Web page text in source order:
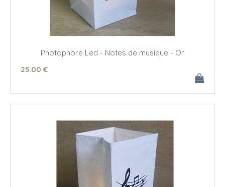
Photophore Led - Notes de musique - Or
25.00 €